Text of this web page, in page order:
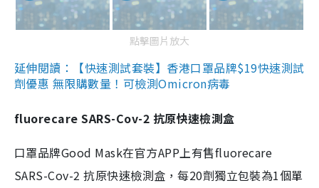
點擊圖片放大
延伸閱讀：【快速測試套裝】香港口罩品牌$19快速測試
劑優惠 無限購數量！可檢測Omicron病毒
fluorecare SARS-Cov-2 抗原快速檢測盒
口罩品牌Good Mask在官方APP上有售fluorecare
SARS-Cov-2 抗原快速檢測盒，每20劑獨立包裝為1個單